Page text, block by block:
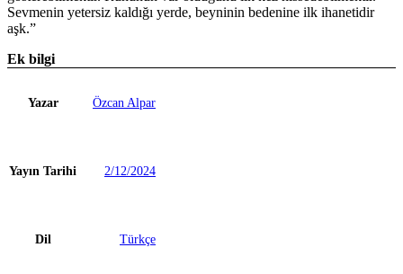
Sevmenin yetersiz kaldığı yerde, beyninin bedenine ilk ihanetidir
aşk.”
Ek bilgi
Yazar Özcan Alpar
Yayın Tarihi 2/12/2024
Dil Türkçe